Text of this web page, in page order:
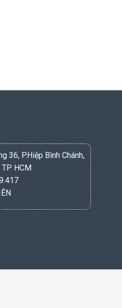
36, P.Hiệp Bình Chánh,
HCM